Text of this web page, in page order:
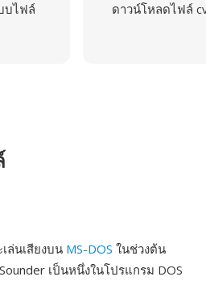
บไฟล์
ดาวน์โหลดไฟล์
ล่นเสียงบน MS-DOS ในช่วงต้น
เป็นหนึ่งในโปรแกรม DOS